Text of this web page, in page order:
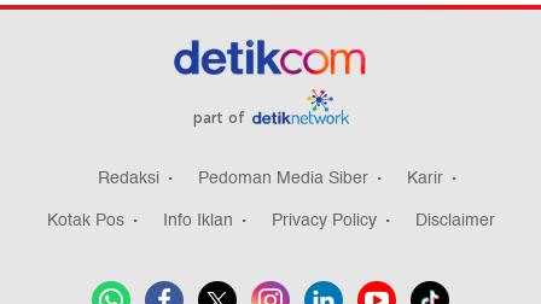
part of
Redaksi Pedoman Media Siber
Karir
Kotak Pos
Info Iklan Privacy Policy Disclaimer